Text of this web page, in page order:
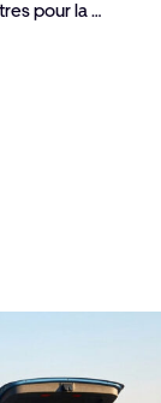
pour la …